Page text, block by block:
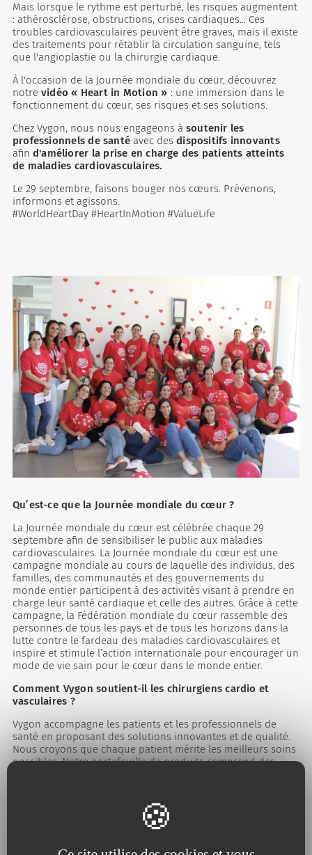
Mais lorsque le rythme est perturbé, les risques augmentent
: athérosclérose, obstructions, crises cardiaques... Ces
troubles cardiovasculaires peuvent être graves, mais il existe
des traitements pour rétablir la circulation sanguine, tels
que l'angioplastie ou la chirurgie cardiaque.
À l'occasion de la Journée mondiale du cœur, découvrez
notre vidéo « Heart in Motion » : une immersion dans le
fonctionnement du cœur, ses risques et ses solutions.
Chez Vygon, nous nous engageons à soutenir les
professionnels de santé avec desdispositifs innovants
afin d'améliorer la prise en charge des patients atteints
de maladies cardiovasculaires.
Le 29 septembre, faisons bouger nos cœurs. Prévenons,
informons et agissons.
#WorldHeartDay #HeartInMotion #ValueLife
Qu’est-ce que la Journée mondiale du cœur ?
La Journée mondiale du cœur est célébrée chaque 29
septembre afin de sensibiliser le public aux maladies
cardiovasculaires. La Journée mondiale du cœur est une
campagne mondiale au cours de laquelle des individus, des
familles, des communautés et des gouvernements du
monde entier participent à des activités visant à prendre en
charge leur santé cardiaque et celle des autres. Grâce à cette
campagne, la Fédération mondiale du cœur rassemble des
personnes de tous les pays et de tous les horizons dans la
lutte contre le fardeau des maladies cardiovasculaires et
inspire et stimule l’action internationale pour encourager un
mode de vie sain pour le cœur dans le monde entier.
Comment Vygon soutient-il les chirurgiens cardio et
vasculaires ?
Vygon accompagne les patients et les professionnels de
santé en proposant des solutions innovantes et de qualité.
Nous croyons que chaque patient mérite les meilleurs soins
possibles. Notre portefeuille de produits comprend des
pour que l’innovation et la solution pour les patients restent
Pour en savoir plus sur les maladies cardiovasculaires :